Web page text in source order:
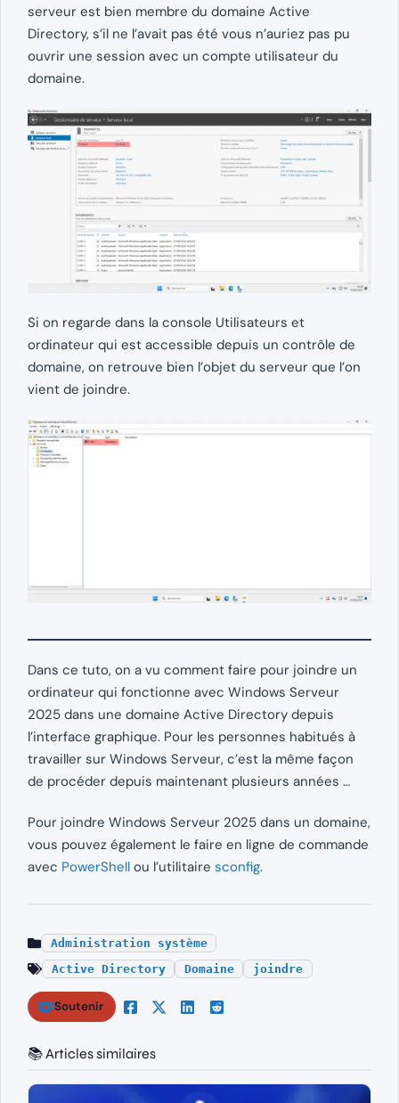
serveur est bien membre du domaine Active
Directory, s’il ne l’avait pas été vous n’auriez pas pu
ouvrir une session avec un compte utilisateur du
domaine.
Si on regarde dans la console Utilisateurs et
ordinateur qui est accessible depuis un contrôle de
domaine, on retrouve bien l’objet du serveur que l’on
vient de joindre.
Dans ce tuto, on a vu comment faire pour joindre un
ordinateur qui fonctionne avec Windows Serveur
2025 dans une domaine Active Directory depuis
l’interface graphique. Pour les personnes habitués à
travailler sur Windows Serveur, c’est la même façon
de procéder depuis maintenant plusieurs années …
Pour joindre Windows Serveur 2025 dans un domaine,
vous pouvez également le faire en ligne de commande
avec PowerShell ou l’utilitaire sconfig.
Administration système
Active Directory
Domaine joindre
Soutenir
📚 Articles similaires